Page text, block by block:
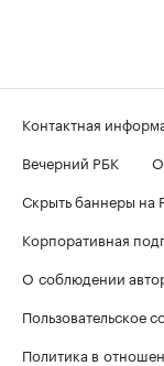
Контактная
Вечерний РБК
О
Скрыть баннеры на
Корпоративная
О соблюдении
Пользовательское
Политика в